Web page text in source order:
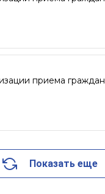
приема граждан
Показать еще